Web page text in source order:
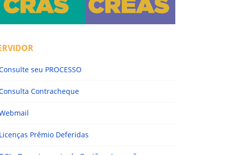
seu PROCESSO
Contracheque
Prêmio Deferidas